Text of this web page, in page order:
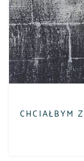
CHCIAŁBYM